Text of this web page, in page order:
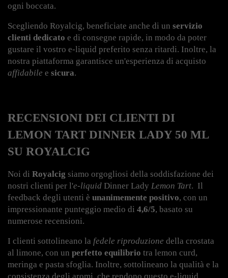
ogni boccata.
Scegliendo Royalcig, beneficiate anche di un servizio
clienti dedicato e di consegne rapide, in modo da poter
gustare il vostro e-liquid preferito senza ritardi. Inoltre, la
affidabile e sicura.
RECENSIONI DEI CLIENTI DI
LEMON TART DINNER LADY 50 ML
SU ROYALCIG
Noi di Royalcig siamo orgogliosi della soddisfazione dei
nostri clienti per l'e-liquid Dinner Lady Lemon Tart. Il
feedback degli utenti è unanimemente positivo, con un
impressionante punteggio medio di 4,6/5, basato su
numerose recensioni.
I clienti sottolineano la fedele riproduzione della crostata
al limone, con un perfetto equilibrio tra lemon curd,
meringa e pasta sfoglia. Inoltre, sottolineano la qualità e la